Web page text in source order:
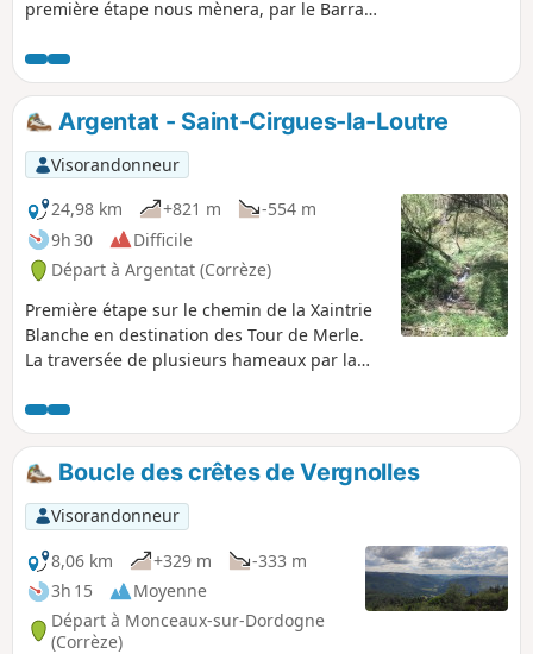
première étape nous mènera, par le Barrage
de Merle à Saint-Cirgues-La-Loutre. La
seconde étape nous portera vers Saint-
Julien-aux-Bois, Saint-Privat, Darazac afin de
gagner le Rieu à quelques encablures du
Barrage du Chastang. La troisième et
dernière étape longera la Dordogne vers le
Lac de Feyt en direction de Servières-le-
Château et Charlannes vers le retour sur
Argentat.
Argentat - Saint-Cirgues-la-Loutre
Visorandonneur
24,98 km
+821 m
-554 m
9h 30
Difficile
Départ à Argentat (Corrèze)
Première étape sur le chemin de la Xaintrie
Blanche en destination des Tour de Merle.
La traversée de plusieurs hameaux par la
et rocailleux.
Boucle des crêtes de Vergnolles
Visorandonneur
8,06 km
+329 m
-333 m
3h 15
Moyenne
Départ à Monceaux-sur-Dordogne
(Corrèze)